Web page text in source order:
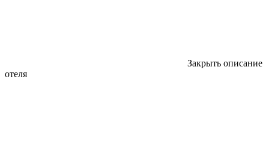
Закрыть описание
отеля